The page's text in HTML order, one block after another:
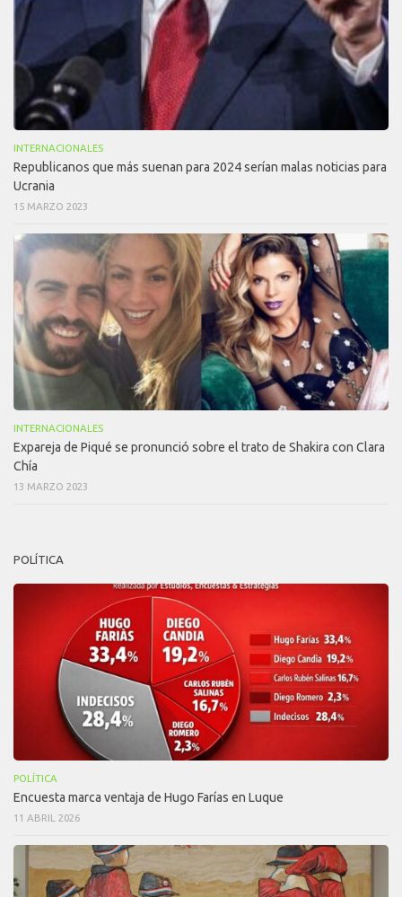
INTERNACIONALES
Republicanos que más suenan para 2024 serían malas noticias para
Ucrania
15 MARZO 2023
INTERNACIONALES
Expareja de Piqué se pronunció sobre el trato de Shakira con Clara
Chía
13 MARZO 2023
POLÍTICA
POLÍTICA
Encuesta marca ventaja de Hugo Farías en Luque
11 ABRIL 2026